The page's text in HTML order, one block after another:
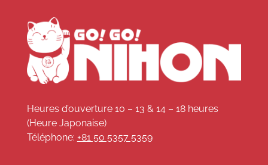
Heures d’ouverture 10 – 13 & 14 – 18 heures
(Heure Japonaise)
Téléphone: +81 50 5357 5359